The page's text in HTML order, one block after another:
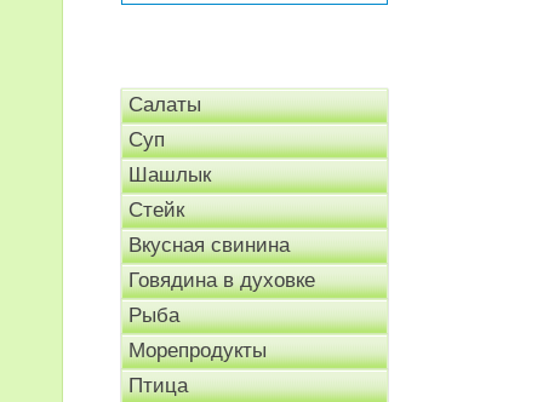
Салаты
Суп
Шашлык
Стейк
Вкусная свинина
Говядина в духовке
Рыба
Морепродукты
Птица